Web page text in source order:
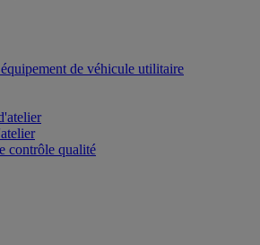
de véhicule utilitaire
contrôle qualité